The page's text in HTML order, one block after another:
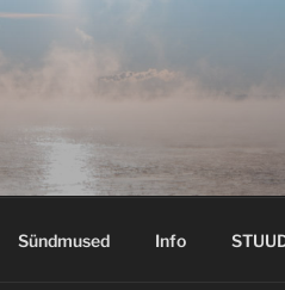
Sündmused Info